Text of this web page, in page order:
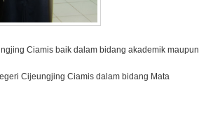
Ciamis baik dalam bidang akademik maupun
Cijeungjing Ciamis dalam bidang Mata